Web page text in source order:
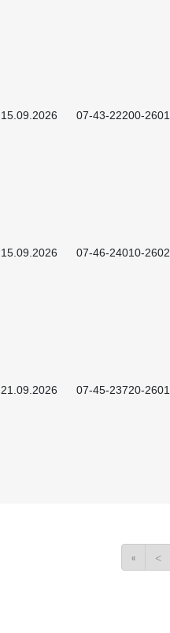
15.09.2026 07-43-22200-2601
15.09.2026 07-46-24010-2602
21.09.2026 07-45-23720-2601
« <